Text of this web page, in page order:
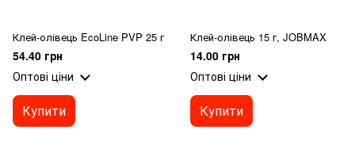
Клей-олівець EcoLine PVP 25 г
54.40 грн
Оптові ціни
Купити
Клей-олівець 15 г, JOBMAX
14.00 грн
Оптові ціни
Купити